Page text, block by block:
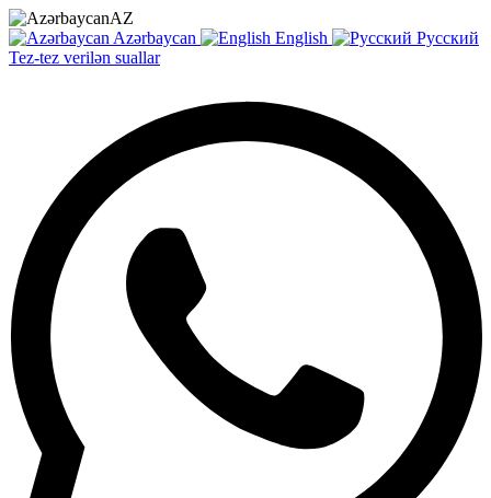
AZ
Azərbaycan
English
Русский
Tez-tez verilən suallar